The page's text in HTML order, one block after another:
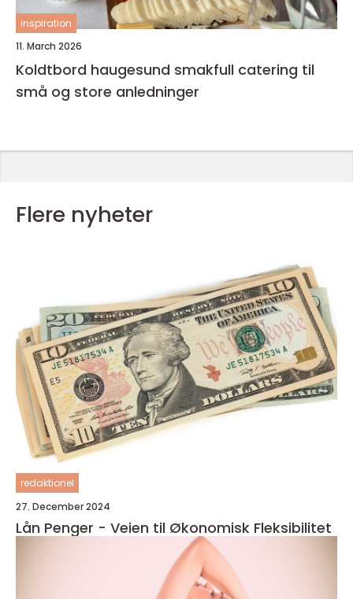
inspiration
11. March 2026
Koldtbord haugesund smakfull catering til
små og store anledninger
Flere nyheter
redaktionel
27. December 2024
Lån Penger - Veien til Økonomisk Fleksibilitet